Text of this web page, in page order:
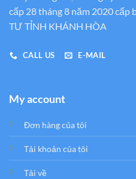
cấp 28 tháng 8 năm 2020
TƯ TỈNH KHÁNH HÒA
CALL US E-MAIL
My account
Đơn hàng của tôi
Tải khoản của tôi
Tải về